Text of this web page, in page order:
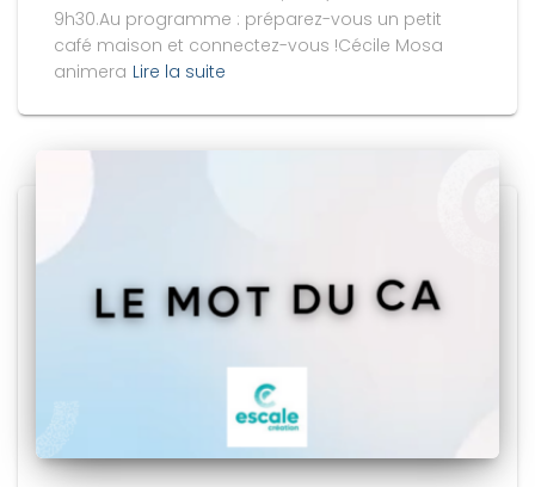
9h30.Au programme : préparez-vous un petit
café maison et connectez-vous !Cécile Mosa
animera Lire la suite